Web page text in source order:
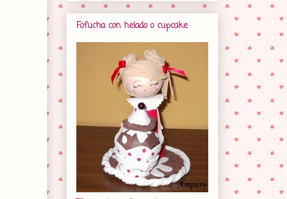
Fofucha con helado o cupcake